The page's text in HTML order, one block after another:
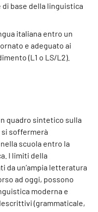
base della linguistica
italiana entro un
e adeguato ai
(L1 o LS/L2).
quadro sintetico sulla
si soffermerà
scuola entro la
I limiti della
da un’ampia letteratura
ad oggi, possono
moderna e
(grammaticale,